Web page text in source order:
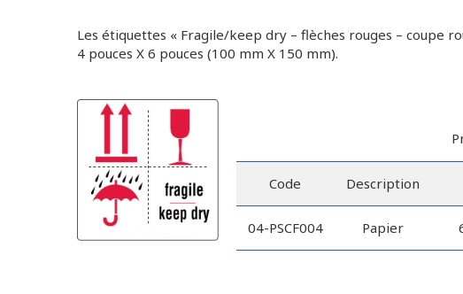
Les étiquettes « Fragile/keep dry – flèches rouges – coupe
4 pouces X 6 pouces (100 mm X 150 mm).
Code Description
04-PSCF004 Papier